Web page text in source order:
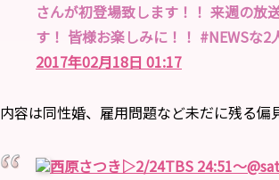
さんが初登場致します！！ 来週の放
す！ 皆様お楽しみに！！ #NEWS
2017年02月18日 01:17
内容は同性婚、雇用問題など未だに残る偏
西原さつき▷2/24TBS 24:51〜